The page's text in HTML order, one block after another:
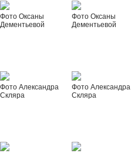
Фото Оксаны
Дементьевой
Фото Оксаны
Дементьевой
Фото Александра
Скляра
Фото Александра
Скляра